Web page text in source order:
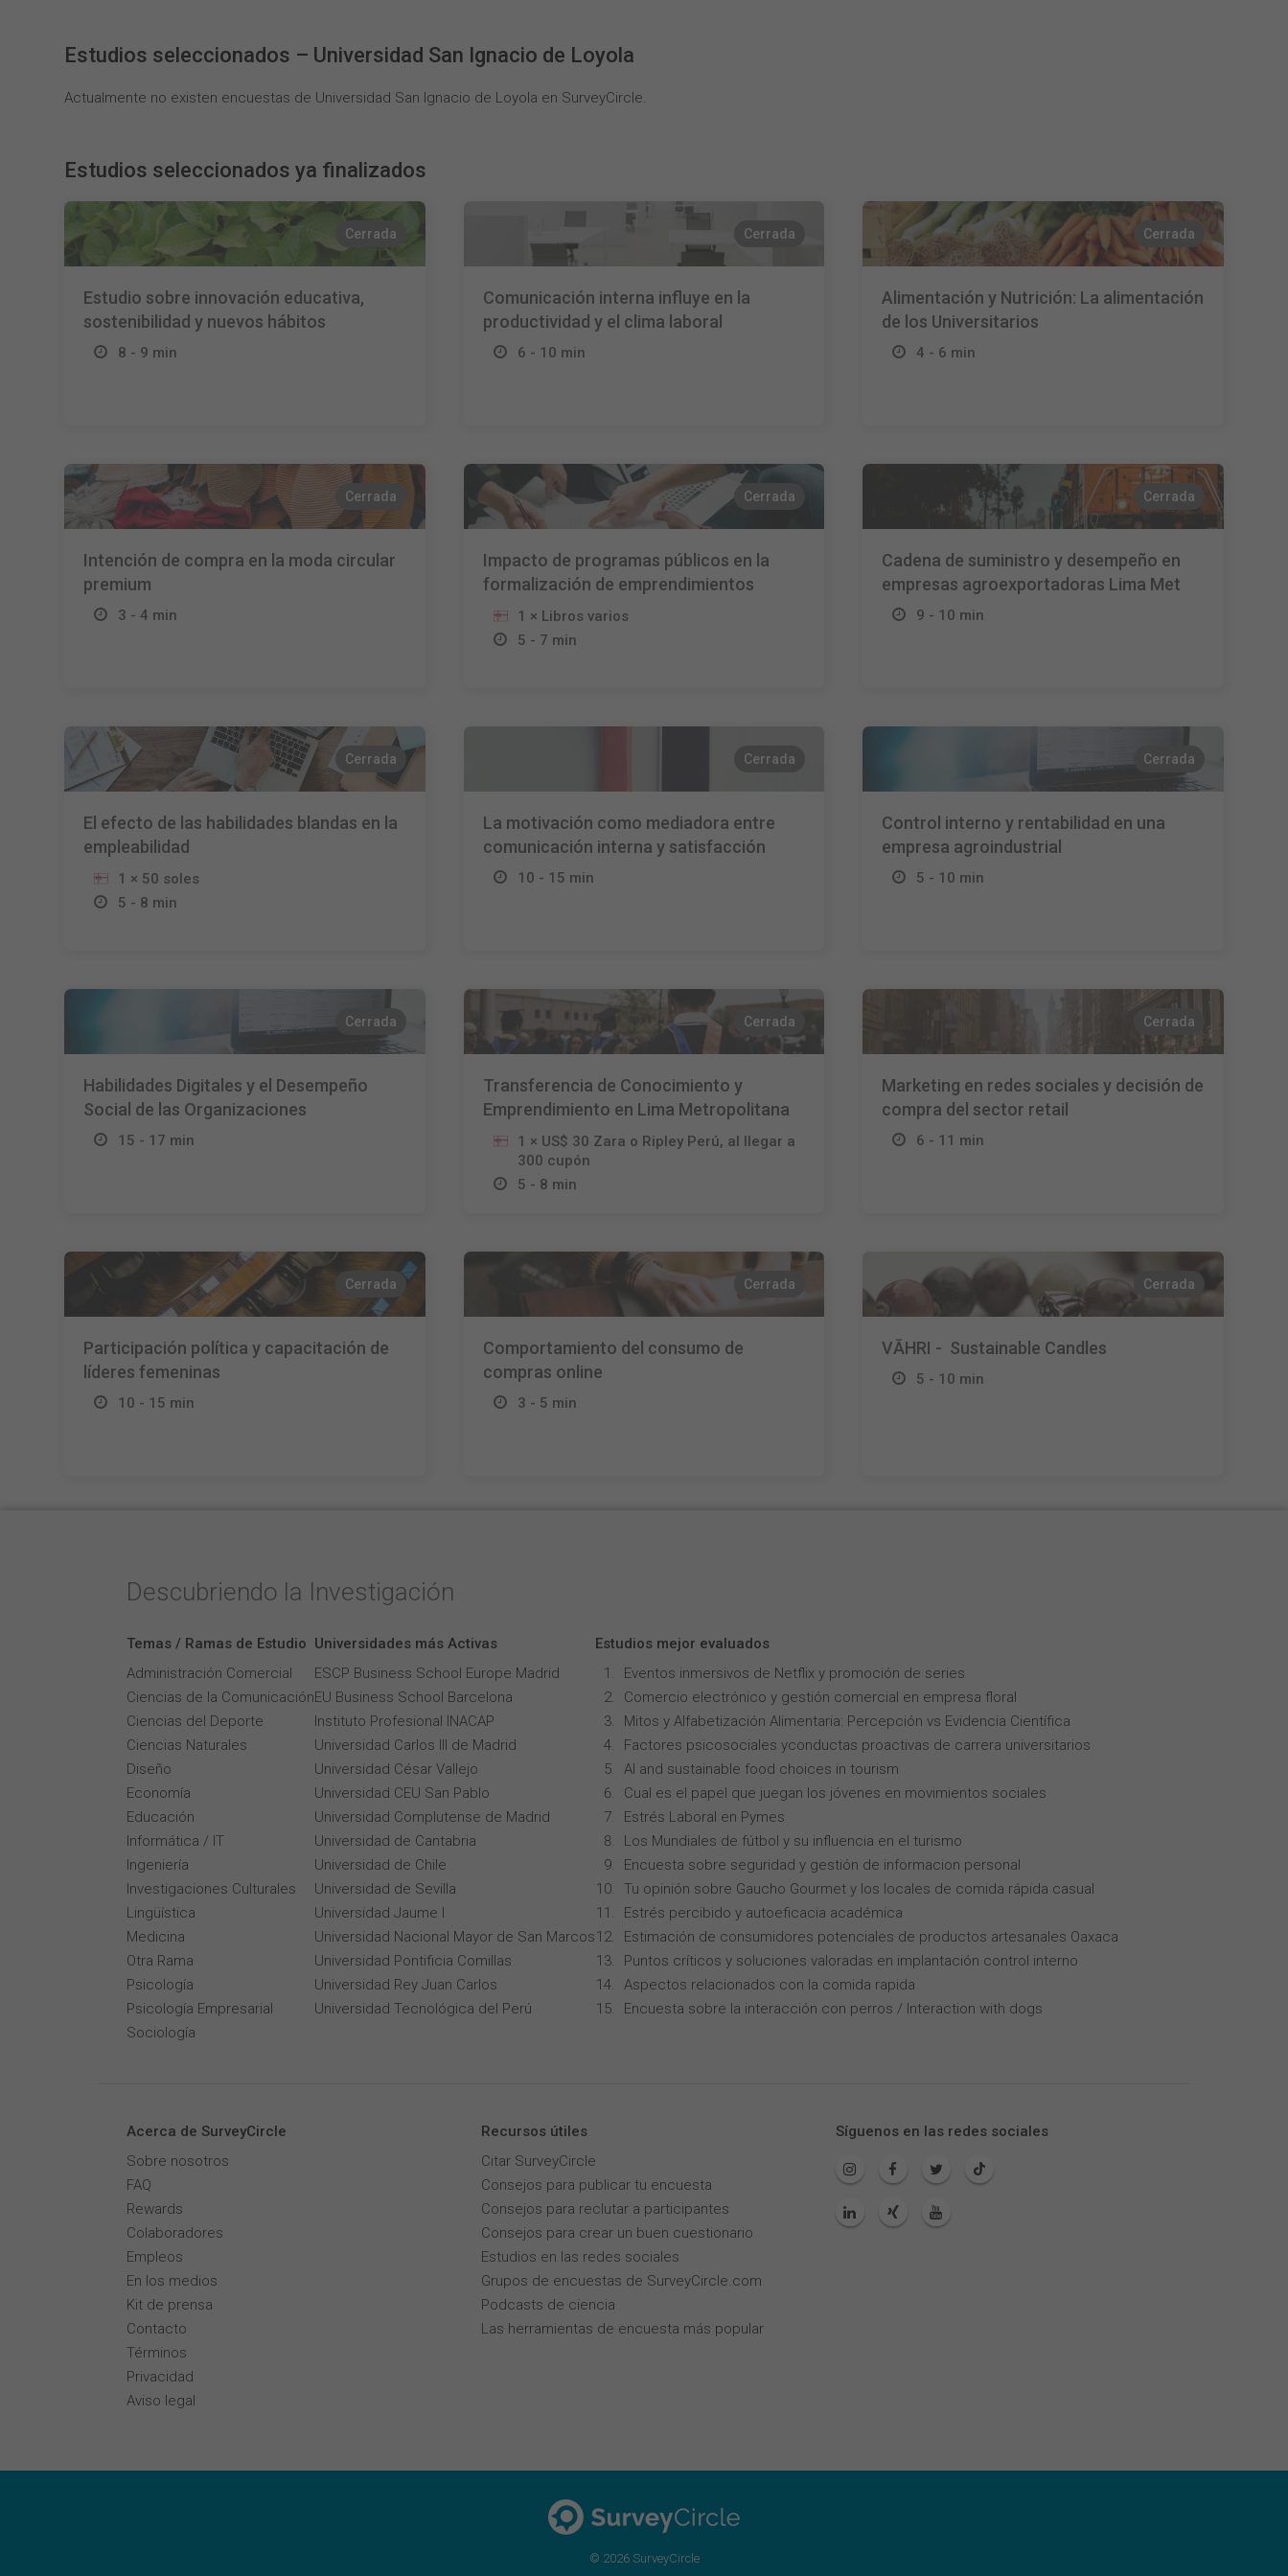
Estudios seleccionados – Universidad San Ignacio de Loyola
Actualmente no existen encuestas de Universidad San Ignacio de Loyola en SurveyCircle.
Estudios seleccionados ya finalizados
Cerrada
Estudio sobre innovación educativa,
sostenibilidad y nuevos hábitos
8 - 9 min
Cerrada
Comunicación interna influye en la
productividad y el clima laboral
6 - 10 min
Cerrada
Alimentación y Nutrición: La alimentación
de los Universitarios
4 - 6 min
Cerrada
Intención de compra en la moda circular
premium
3 - 4 min
Cerrada
Impacto de programas públicos en la
formalización de emprendimientos
1 × Libros varios
5 - 7 min
Cerrada
Cadena de suministro y desempeño en
empresas agroexportadoras Lima Met
9 - 10 min
Cerrada
El efecto de las habilidades blandas en la
empleabilidad
1 × 50 soles
5 - 8 min
Cerrada
La motivación como mediadora entre
comunicación interna y satisfacción
10 - 15 min
Cerrada
Control interno y rentabilidad en una
empresa agroindustrial
5 - 10 min
Cerrada
Habilidades Digitales y el Desempeño
Social de las Organizaciones
15 - 17 min
Cerrada
Transferencia de Conocimiento y
Emprendimiento en Lima Metropolitana
1 × US$ 30 Zara o Ripley Perú, al llegar a
300 cupón
5 - 8 min
Cerrada
Marketing en redes sociales y decisión de
compra del sector retail
6 - 11 min
Cerrada
Participación política y capacitación de
líderes femeninas
10 - 15 min
Cerrada
Comportamiento del consumo de
compras online
3 - 5 min
Cerrada
VĀHRI - ️ Sustainable Candles
5 - 10 min
Descubriendo la Investigación
Temas / Ramas de Estudio
Administración Comercial
Ciencias de la Comunicación
Ciencias del Deporte
Ciencias Naturales
Diseño
Economía
Educación
Informática / IT
Ingeniería
Investigaciones Culturales
Lingüística
Medicina
Otra Rama
Psicología
Psicología Empresarial
Sociología
Universidades más Activas
ESCP Business School Europe Madrid
EU Business School Barcelona
Instituto Profesional INACAP
Universidad Carlos III de Madrid
Universidad César Vallejo
Universidad CEU San Pablo
Universidad Complutense de Madrid
Universidad de Cantabria
Universidad de Chile
Universidad de Sevilla
Universidad Jaume I
Universidad Nacional Mayor de San Marcos
Universidad Pontificia Comillas
Universidad Rey Juan Carlos
Universidad Tecnológica del Perú
Estudios mejor evaluados
Eventos inmersivos de Netflix y promoción de series
Comercio electrónico y gestión comercial en empresa floral
Mitos y Alfabetización Alimentaria: Percepción vs Evidencia Científica
Factores psicosociales yconductas proactivas de carrera universitarios
AI and sustainable food choices in tourism
Cual es el papel que juegan los jóvenes en movimientos sociales
Estrés Laboral en Pymes
Los Mundiales de fútbol y su influencia en el turismo
Encuesta sobre seguridad y gestión de informacion personal
Tu opinión sobre Gaucho Gourmet y los locales de comida rápida casual
Estrés percibido y autoeficacia académica
Estimación de consumidores potenciales de productos artesanales Oaxaca
Puntos críticos y soluciones valoradas en implantación control interno
Aspectos relacionados con la comida rapida
Encuesta sobre la interacción con perros / Interaction with dogs
Acerca de SurveyCircle
Sobre nosotros
FAQ
Rewards
Colaboradores
Empleos
En los medios
Kit de prensa
Contacto
Términos
Privacidad
Aviso legal
Recursos útiles
Citar SurveyCircle
Consejos para publicar tu encuesta
Consejos para reclutar a participantes
Consejos para crear un buen cuestionario
Estudios en las redes sociales
Grupos de encuestas de SurveyCircle.com
Podcasts de ciencia
Las herramientas de encuesta más popular
Síguenos en las redes sociales
© 2026 SurveyCircle